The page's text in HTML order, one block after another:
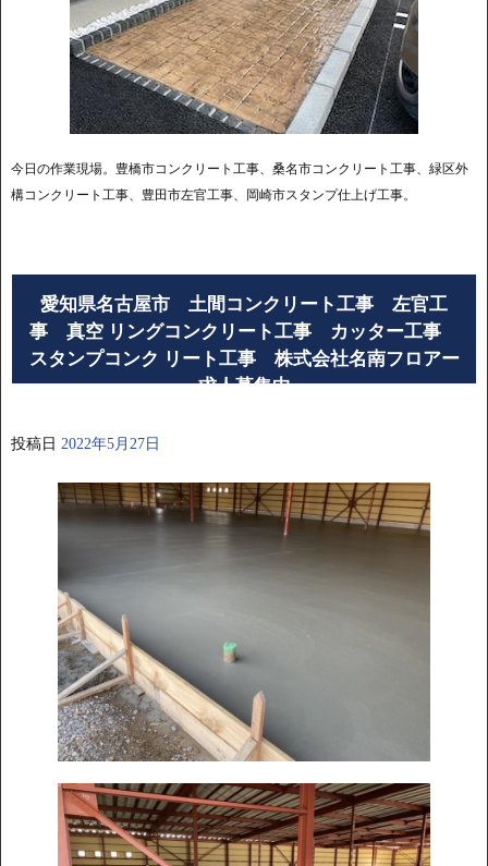
今日の作業現場。豊橋市コンクリート工事、桑名市コンクリート工事、緑区外
構コンクリート工事、豊田市左官工事、岡崎市スタンプ仕上げ工事。
愛知県名古屋市 土間コンクリート工事 左官工
事 真空 リングコンクリート工事 カッター工事
スタンプコンク リート工事 株式会社名南フロアー
求人募集中
投稿日 2022年5月27日